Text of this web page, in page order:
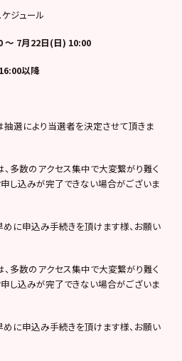
ジュール
～ 7月22日(日) 10:00
以降
選により当選者を決定させて頂きま
数のアクセス集中で大変繋がり難く
し込みが完了できない場合がございま
めに申込み手続きを頂けます様、お願い
数のアクセス集中で大変繋がり難く
し込みが完了できない場合がございま
めに申込み手続きを頂けます様、お願い